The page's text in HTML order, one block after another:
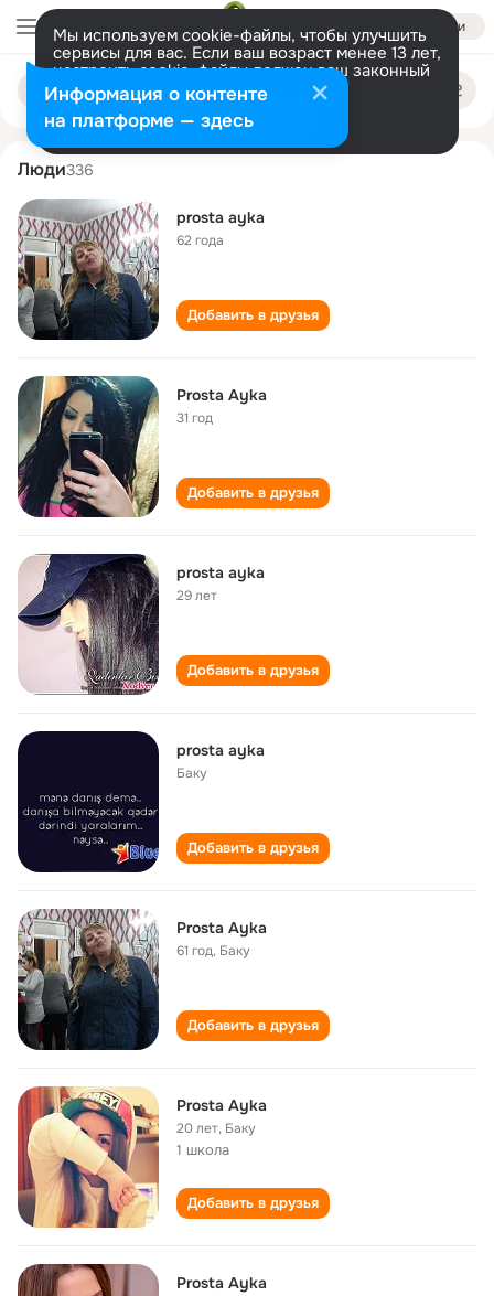
Войти
Мы используем cookie-файлы, чтобы улучшить
сервисы для вас. Если ваш возраст менее 13 лет,
настроить cookie-файлы должен ваш законный
представитель. Больше информации
Разрешить все Настроить
Поиск
людям
prosta ayka
Люди336
prosta ayka
62 года
Добавить в друзья
Prosta Ayka
31 год
Добавить в друзья
prosta ayka
29 лет
Добавить в друзья
prosta ayka
Баку
Добавить в друзья
Prosta Ayka
61 год, Баку
Добавить в друзья
Prosta Ayka
20 лет, Баку
1 школа
Добавить в друзья
Prosta Ayka
Информация о контенте
на платформе — здесь